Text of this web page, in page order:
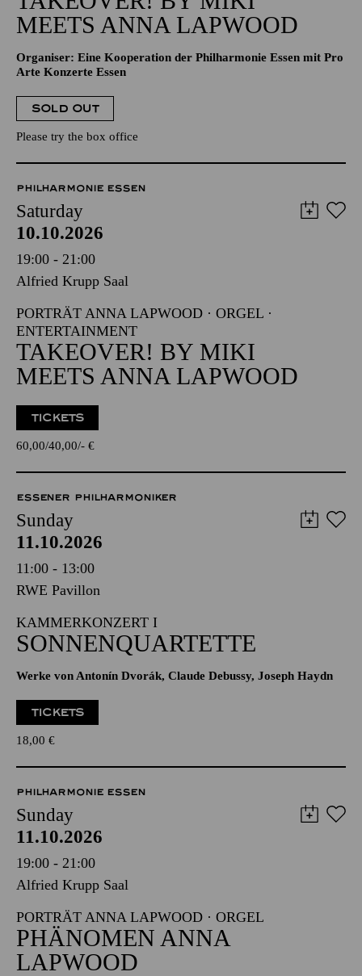
MEETS ANNA LAPWOOD
Organiser: Eine Kooperation der Philharmonie Essen mit Pro
Arte Konzerte Essen
SOLD OUT
Please try the box office
PHILHARMONIE ESSEN
Saturday
10.10.2026
19:00 - 21:00
Alfried Krupp Saal
PORTRÄT ANNA LAPWOOD · ORGEL ·
ENTERTAINMENT
TAKEOVER! BY MIKI
MEETS ANNA LAPWOOD
TICKETS
60,00 40,00 - €
ESSENER PHILHARMONIKER
Sunday
11.10.2026
11:00 - 13:00
RWE Pavillon
KAMMERKONZERT I
SONNENQUARTETTE
Werke von Antonín Dvorák, Claude Debussy, Joseph Haydn
TICKETS
18,00 €
PHILHARMONIE ESSEN
Sunday
11.10.2026
19:00 - 21:00
Alfried Krupp Saal
PORTRÄT ANNA LAPWOOD · ORGEL
PHÄNOMEN ANNA
LAPWOOD